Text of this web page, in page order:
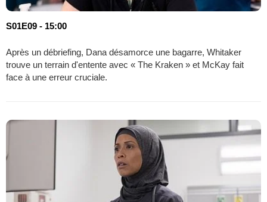
S01E09 - 15:00
Après un débriefing, Dana désamorce une bagarre, Whitaker
trouve un terrain d'entente avec « The Kraken » et McKay fait
face à une erreur cruciale.